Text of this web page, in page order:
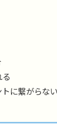
に繋がらない